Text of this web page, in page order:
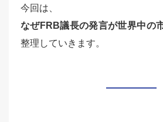
今回は、
なぜFRB議長の発言が世界中の
整理していきます。